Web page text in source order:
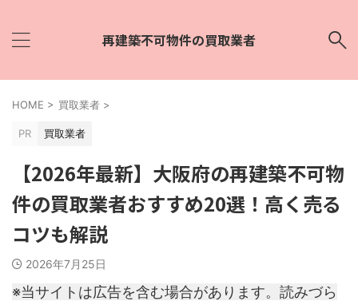
再建築不可物件の買取業者
HOME > 買取業者 >
PR 買取業者
【2026年最新】大阪府の再建築不可物
件の買取業者おすすめ20選！高く売る
コツも解説
2026年7月25日
※当サイトは広告を含む場合があります。読みづら